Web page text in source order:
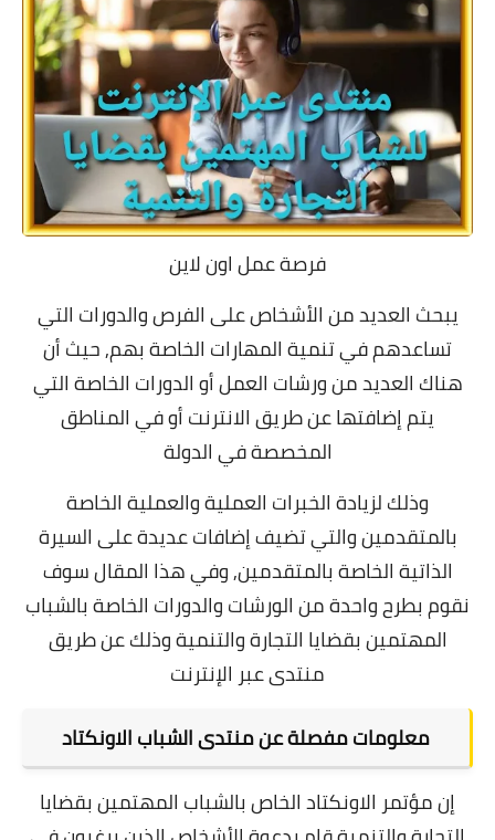
فرصة عمل اون لاين
يبحث العديد من الأشخاص على الفرص والدورات التي
تساعدهم في تنمية المهارات الخاصة بهم,حيث أن
هناك العديد من ورشات العمل أو الدورات الخاصة التي
يتم إضافتها عن طريق الانترنت أو في المناطق
المخصصة في الدولة
وذلك لزيادة الخبرات العملية والعملية الخاصة
بالمتقدمين والتي تضيف إضافات عديدة علىالسيرة
الذاتيةالخاصة بالمتقدمين, وفي هذا المقال سوف
نقوم بطرح واحدة من الورشات والدورات الخاصة بالشباب
المهتمين بقضايا التجارة والتنمية وذلك عن طريق
منتدى عبر الإنترنت
معلومات مفصلة عن منتدىالشباب الاونكتاد
إن مؤتمر الاونكتاد الخاص بالشباب المهتمين بقضايا